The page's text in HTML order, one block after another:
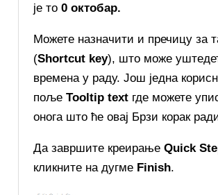
је то0 октобар.
Можете назначити и пречицу за
(Shortcut key), што може
времена у раду. Још једна
пољеTooltip text где можете
онога што ће овај Брзи корак
Да завршите креирањеQuick
кликните на дугме Finish.